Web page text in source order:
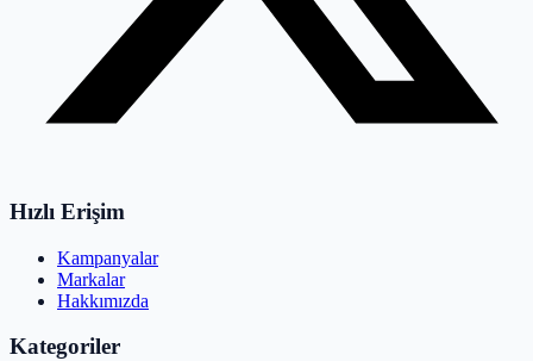
Hızlı Erişim
Kampanyalar
Markalar
Hakkımızda
Kategoriler